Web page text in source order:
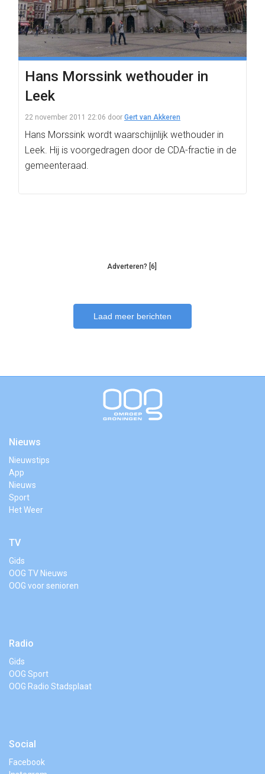
Hans Morssink wethouder in
Leek
22 november 2011 22:06 door Gert van Akkeren
Hans Morssink wordt waarschijnlijk wethouder in
Leek. Hij is voorgedragen door de CDA-fractie in de
gemeenteraad.
Adverteren? [6]
Laad meer berichten
Nieuws
Nieuwstips
App
Nieuws
Sport
Het Weer
TV
Gids
OOG TV Nieuws
OOG voor senioren
Radio
Gids
OOG Sport
OOG Radio Stadsplaat
Social
Facebook